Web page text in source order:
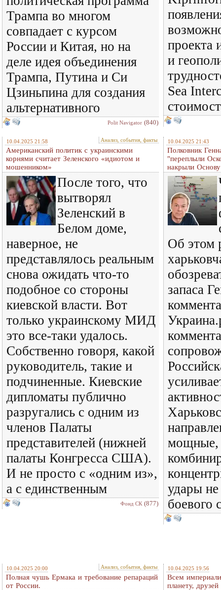
Трампа во многом
совпадает с курсом
России и Китая, но на
деле идея объединения
Трампа, Путина и Си
Цзиньпина для создания
альтернативного
Polit Navigator (840)
проекта
и
Sea
10.04.2025 21:58 Анализ, события, факты
Американский политик с украинскими
корнями считает Зеленского «идиотом и
мошенником»
После того, что
вытворял
Зеленский в
Белом доме,
наверное, не
представлялось реальным
снова ожидать что-то
подобное со стороны
киевской власти. Вот
только украинскому МИД
это все-таки удалось.
Собственно говоря, какой
руководитель, такие и
подчиненные. Киевские
дипломаты публично
разругались с одним из
членов Палаты
представителей (нижней
палаты Конгресса США).
И не просто с «одним из»,
а с единственным
Фонд СК (877)
10.04.2025 21:43
Полковник
"переплыли
накрыли
Об этом
запаса
мощные,
удары
боевого
10.04.2025 20:00 Анализ, события, факты
Полная чушь Ермака и требование репараций
от России.
10.04.2025 19:56
Всем
планету,